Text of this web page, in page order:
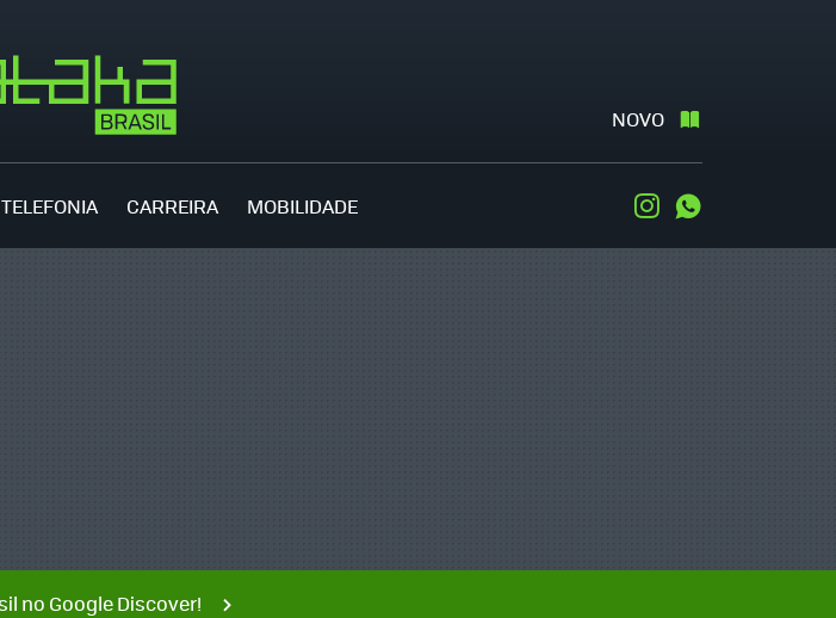
NOVO
TELEFONIA CARREIRA MOBILIDADE Instagram
no Google Discover!